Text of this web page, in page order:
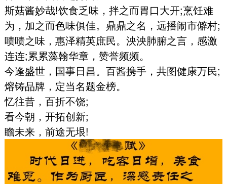
斯菇酱妙哉!饮食乏味，拌之而胃口大开;烹饪难
为，加之而色味俱佳。鼎鼎之名，远播闹市僻村;
啧啧之味，惠泽精英庶民。泱泱肺腑之言，感激
连连;累累藻翰华章，赞誉频频。
今逢盛世，国事日昌。百酱携手，共图健康万民;
熔铸品牌，定当名题金榜。
忆往昔，百折不饶;
看今朝，开拓创新;
瞻未来，前途无垠!